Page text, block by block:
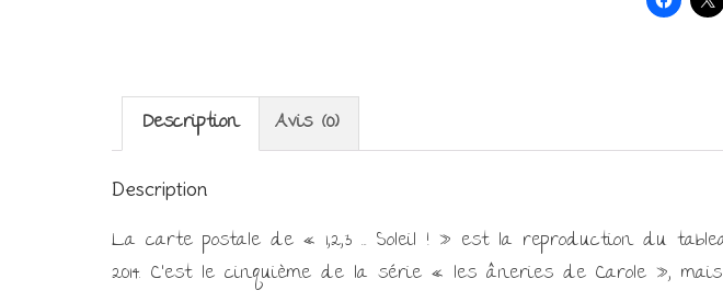
!
Description Avis (0)
Description
La carte postale de « 1,2,3 … Soleil ! » est la reproduction du
2014. C’est le cinquième de la série « les âneries de Carole »,